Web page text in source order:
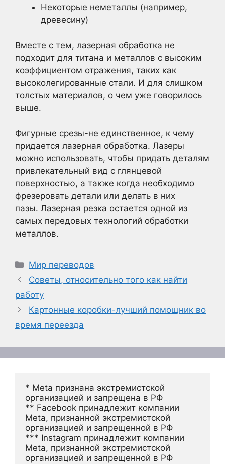
Некоторые неметаллы (например,
древесину)
Вместе с тем, лазерная обработка не
подходит для титана и металлов с высоким
коэффициентом отражения, таких как
высоколегированные стали. И для слишком
толстых материалов, о чем уже говорилось
выше.
Фигурные срезы-не единственное, к чему
придается лазерная обработка. Лазеры
можно использовать, чтобы придать деталям
привлекательный вид с глянцевой
поверхностью, а также когда необходимо
фрезеровать детали или делать в них
пазы. Лазерная резка остается одной из
самых передовых технологий обработки
металлов.
Рубрики
Мир переводов
Советы, относительно того как найти
работу
Картонные коробки-лучший помощник во
время переезда
* Meta признана экстремистской
организацией и запрещена в РФ
** Facebook принадлежит компании
Meta, признанной экстремистской
организацией и запрещенной в РФ
*** Instagram принадлежит компании
Meta, признанной экстремистской
организацией и запрещенной в РФ